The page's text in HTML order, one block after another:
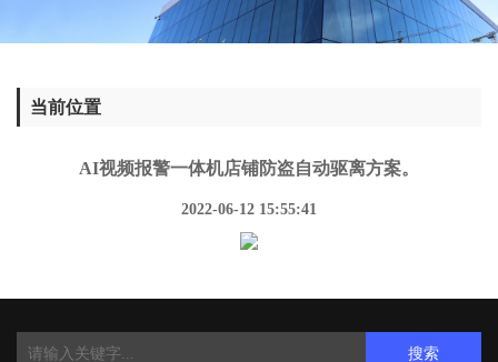
当前位置
AI视频报警一体机店铺防盗自动驱离方案。
2022-06-12 15:55:41
搜索